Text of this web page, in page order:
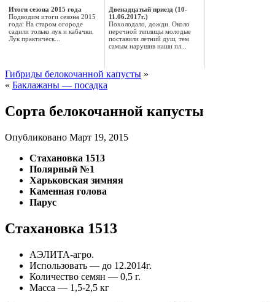
Итоги сезона 2015 года
Подводим итоги сезона 2015
года: На старом огороде
садили только лук и кабачки.
Лук практическ...
Двенадцатый приезд (10-
11.06.2017г.)
Похолодало, дожди. Около
перечной теплицы молодые
поставили летний душ, тем
самым нарушив наши пл...
Гибриды белокочанной капусты »
« Баклажаны — посадка
Сорта белокочанной капусты
Опубликовано Март 19, 2015
Стахановка 1513
Полярный №1
Харьковская зимняя
Каменная голова
Парус
Стахановка 1513
АЭЛИТА-агро.
Использовать — до 12.2014г.
Количество семян — 0,5 г.
Масса — 1,5-2,5 кг